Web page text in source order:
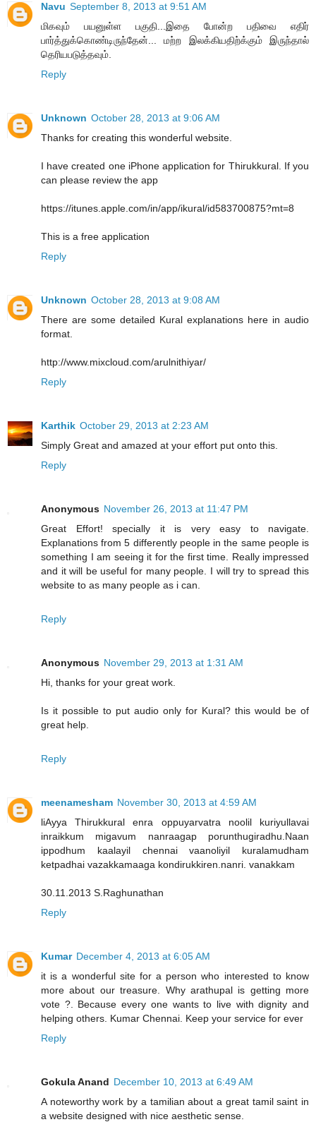
Navu September 8, 2013 at 9:51 AM
மிகவும் பயனுள்ள பகுதி...இதை போன்ற பதிவை எதிர்
பார்த்துக்கொண்டிருந்தேன்... மற்ற இலக்கியதிற்க்கும் இருந்தால்
தெரியபடுத்தவும்.
Reply
Unknown October 28, 2013 at 9:06 AM
Thanks for creating this wonderful website.
I have created one iPhone application for Thirukkural. If you
can please review the app
https://itunes.apple.com/in/app/ikural/id583700875?mt=8
This is a free application
Reply
Unknown October 28, 2013 at 9:08 AM
There are some detailed Kural explanations here in audio
format.
http://www.mixcloud.com/arulnithiyar/
Reply
Karthik October 29, 2013 at 2:23 AM
Simply Great and amazed at your effort put onto this.
Reply
Anonymous November 26, 2013 at 11:47 PM
Great Effort! specially it is very easy to navigate.
Explanations from 5 differently people in the same people is
something I am seeing it for the first time. Really impressed
and it will be useful for many people. I will try to spread this
website to as many people as i can.
Reply
Anonymous November 29, 2013 at 1:31 AM
Hi, thanks for your great work.
Is it possible to put audio only for Kural? this would be of
great help.
Reply
meenamesham November 30, 2013 at 4:59 AM
liAyya Thirukkural enra oppuyarvatra noolil kuriyullavai
inraikkum migavum nanraagap porunthugiradhu.Naan
ippodhum kaalayil chennai vaanoliyil kuralamudham
ketpadhai vazakkamaaga kondirukkiren.nanri. vanakkam
30.11.2013 S.Raghunathan
Reply
Kumar December 4, 2013 at 6:05 AM
it is a wonderful site for a person who interested to know
more about our treasure. Why arathupal is getting more
vote ?. Because every one wants to live with dignity and
helping others. Kumar Chennai. Keep your service for ever
Reply
Gokula Anand December 10, 2013 at 6:49 AM
A noteworthy work by a tamilian about a great tamil saint in
a website designed with nice aesthetic sense.